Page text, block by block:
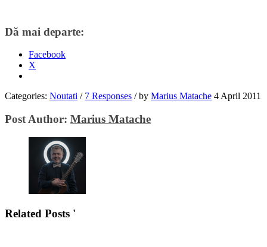
Dă mai departe:
Facebook
X
Categories: Noutati / 7 Responses /by Marius Matache 4 April 2011
Post Author: Marius Matache
Related Posts '